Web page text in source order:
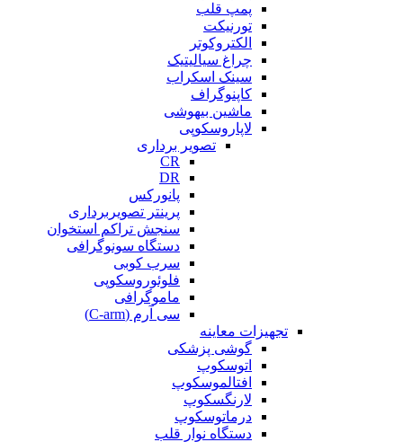
پمپ قلب
تورنیکت
الکتروکوتر
چراغ سیالیتیک
سینک اسکراب
کاپنوگراف
ماشین بیهوشی
لاپاروسکوپی
تصویر برداری
CR
DR
پانورکس
پرینتر تصویربرداری
سنجش تراکم استخوان
دستگاه سونوگرافی
سرب کوبی
فلوئوروسکوپی
ماموگرافی
سی آرم (C-arm)
تجهیزات معاینه
گوشی پزشکی
اتوسکوپ
افتالموسکوپ
لارنگسکوپ
درماتوسکوپ
دستگاه نوار قلب